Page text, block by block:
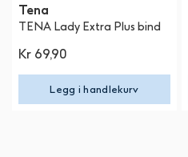
Tena
TENA Lady Extra Plus bind
Kr 69,90
Legg i handlekurv